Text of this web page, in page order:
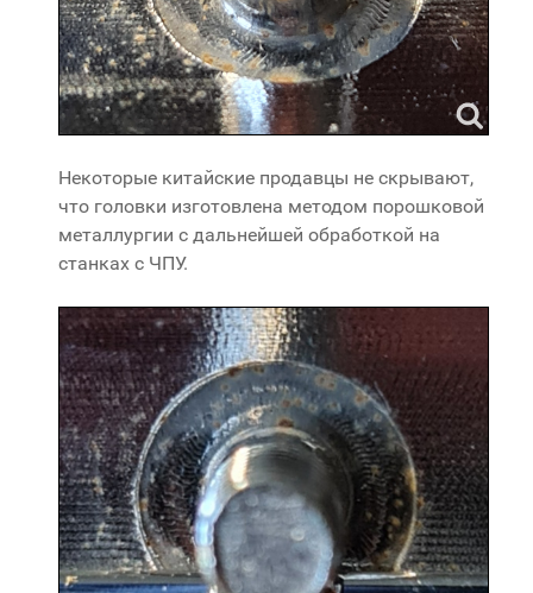
Некоторые китайские продавцы не скрывают,
что головки изготовлена методом порошковой
металлургии с дальнейшей обработкой на
станках с ЧПУ.